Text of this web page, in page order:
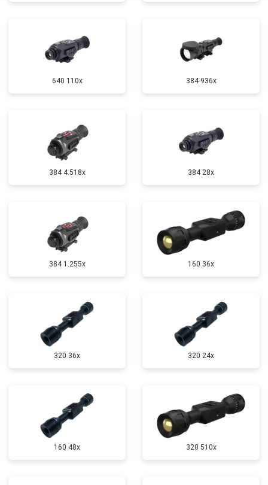
640 110x 384 936x
384 4.518x 384 28x
384 1.255х 160 36x
320 36x 320 24x
160 48x 320 510x